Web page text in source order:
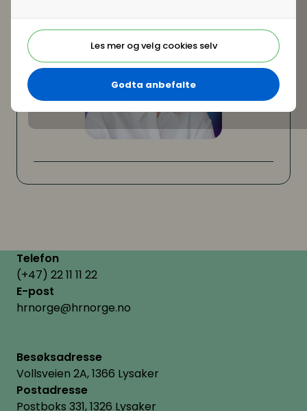
Les mer og velg cookies selv
Godta anbefalte
Telefon
(+47) 22 11 11 22
E-post
hrnorge@hrnorge.no
Besøksadresse
Vollsveien 2A, 1366 Lysaker
Postadresse
Postboks 331, 1326 Lysaker